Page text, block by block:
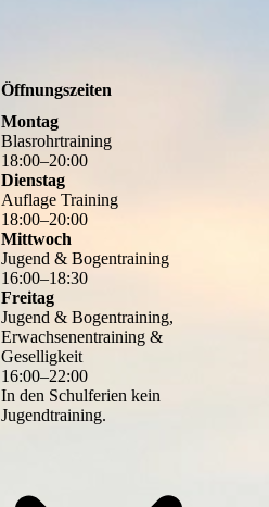
Öffnungszeiten
Montag
Blasrohrtraining
18:00–20:00
Dienstag
Auflage Training
18:00–20:00
Mittwoch
Jugend & Bogentraining
16:00–18:30
Freitag
Jugend & Bogentraining,
Erwachsenentraining &
Geselligkeit
16:00–22:00
In den Schulferien kein
Jugendtraining.